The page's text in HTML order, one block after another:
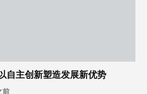
自主创新塑造发展新优势
前